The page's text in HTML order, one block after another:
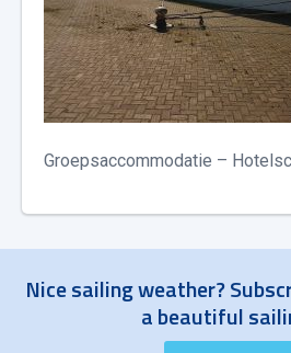
Groepsaccommodatie –
Nice sailing weather?
a beautiful